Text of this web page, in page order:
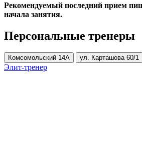
Рекомендуемый последний прием
начала занятия.
Персональные тренеры
Комсомольский 14А ул. Карташова 60/1
Элит-тренер